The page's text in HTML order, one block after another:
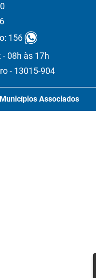
156
08h às 17h
- 13015-904
Associados